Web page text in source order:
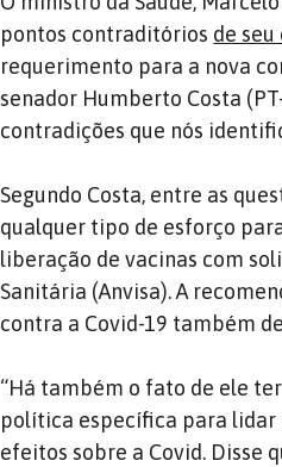
pontos contraditórios de
requerimento para a nova
senador Humberto Costa
contradições que nós
Segundo Costa, entre as
qualquer tipo de esforço
liberação de vacinas com
Sanitária (Anvisa). A
contra a Covid-19 também
“Há também o fato de ele
política específica para lidar
efeitos sobre a Covid. Disse